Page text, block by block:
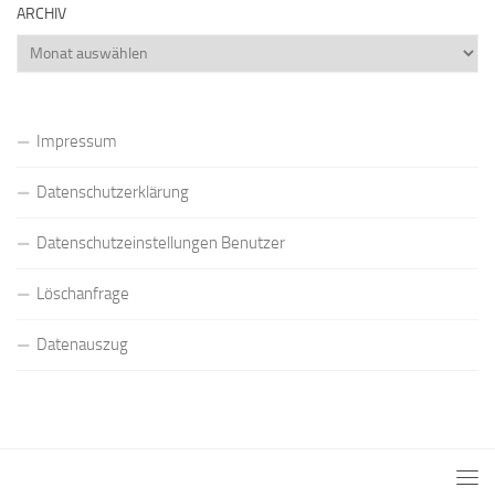
ARCHIV
Archiv
Impressum
Datenschutzerklärung
Datenschutzeinstellungen Benutzer
Löschanfrage
Datenauszug